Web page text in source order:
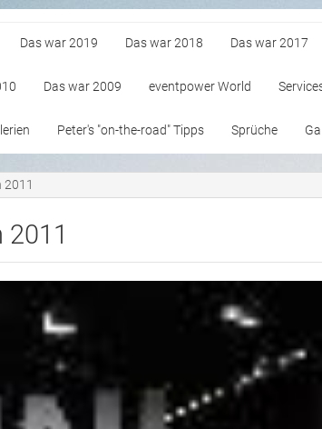
Das war 2019 Das war 2018 Das war 2017
Das war 2009 eventpower World
Peter's "on-the-road" Tipps Sprüche
2011